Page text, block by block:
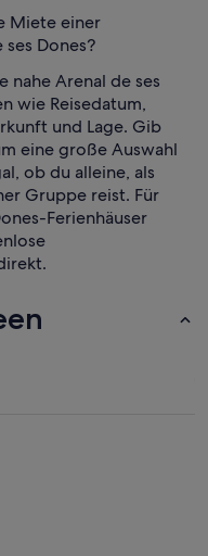
Miete einer
Dones?
nahe Arenal de ses
wie Reisedatum,
und Lage. Gib
eine große Auswahl
ob du alleine, als
Gruppe reist. Für
Ferienhäuser